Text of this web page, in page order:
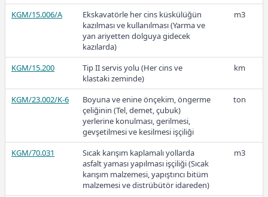
2025-Aralık
3.875.368,90
3.858.725,00
KGM/15.006/A
Ekskavatörle her cins küskülüğün
kazılması ve kullanılması (Yarma ve
yan ariyetten dolguya gidecek
kazılarda)
m3
KGM/15.200
Tip II servis yolu (Her cins ve
klastaki zeminde)
km
KGM/23.002/K-6
Boyuna ve enine önçekim, öngerme
çeliğinin (Tel, demet, çubuk)
yerlerine konulması, gerilmesi,
gevşetilmesi ve kesilmesi işçiliği
ton
KGM/70.031
Sıcak karışım kaplamalı yollarda
asfalt yaması yapılması işçiliği (Sıcak
karışım malzemesi, yapıştırıcı bitüm
malzemesi ve distrübütör idareden)
m3